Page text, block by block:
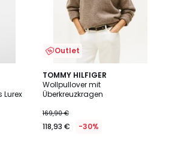
Outlet
TOMMY HILFIGER
Wollpullover mit
Überkreuzkragen
169,90 €
118,93 € -30%